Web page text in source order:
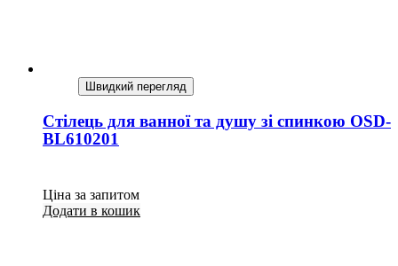
Швидкий перегляд
Стілець для ванної та душу зі спинкою OSD-
BL610201
Ціна за запитом
Додати в кошик